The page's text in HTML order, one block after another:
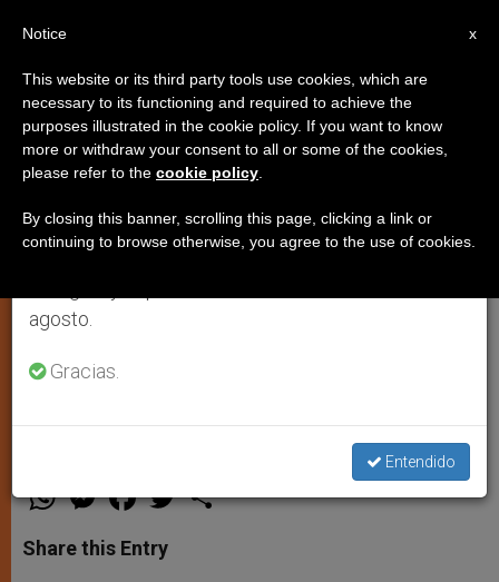
Siria: nueva emergencia
humanitaria en Hassaké
noreste, el obispo Antoine Audo ha
señalado que cientos de familias
cristianas han comenzado un éxodo
JUSTICIA Y PAZ
h
t
s
e
s
e
a
e
b
w h
Share this Entry
×
Aviso importante
Del 27 de julio al 7 de agosto haremos la pausa
anual, aprovechando que en el periodo de verano
se generan menos informaciones y también el
agosto.
Gracias.
Entendido
x
Notice
This website or its third party tools use cookies, which are
necessary to its functioning and required to achieve the
purposes illustrated in the cookie policy. If you want to know
more or withdraw your consent to all or some of the cookies,
please refer to the cookie policy
By closing this banner, scrolling this page, clicking a link or
continuing to browse otherwise, you agree to the use of cookies.